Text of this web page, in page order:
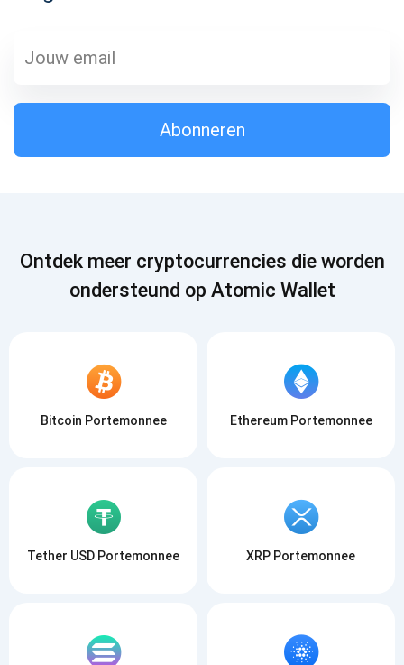
Abonneren
ABONNEREN
Ontdek meer cryptocurrencies die worden
ondersteund op Atomic Wallet
Bitcoin Portemonnee Ethereum Portemonnee
Tether USD Portemonnee XRP Portemonnee